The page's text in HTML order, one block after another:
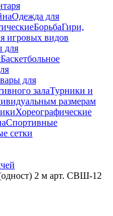
Одежда для
БорьбаГири,
игровых видов
для
Баскетбольное
для
залаТурники и
размерам
Хореографические
Спортивные
сетки
2 м арт. СВШ-12